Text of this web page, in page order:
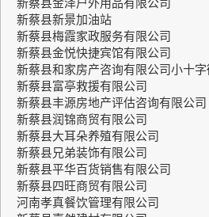
新蔡县新景加油站
新蔡县梅霞家政服务有限公司
新蔡县金悦快捷宾馆有限公司
新蔡县和家房产咨询有限公司小十
新蔡县富亭救援有限公司
新蔡县丰源房地产评估咨询有限公司
新蔡县润锦商贸有限公司
新蔡县大耳朵养殖有限公司
新蔡县兄弟装饰有限公司
新蔡县平华百货销售有限公司
新蔡县四旺商贸有限公司
河南孝真餐饮管理有限公司